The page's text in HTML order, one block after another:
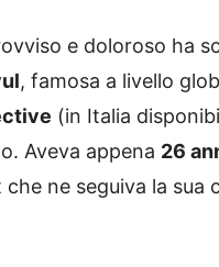
e doloroso ha
, famosa a livello
(in Italia
Aveva appena 26
ne seguiva la sua